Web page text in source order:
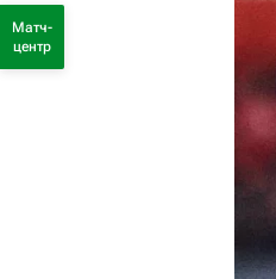
Матч-
центр